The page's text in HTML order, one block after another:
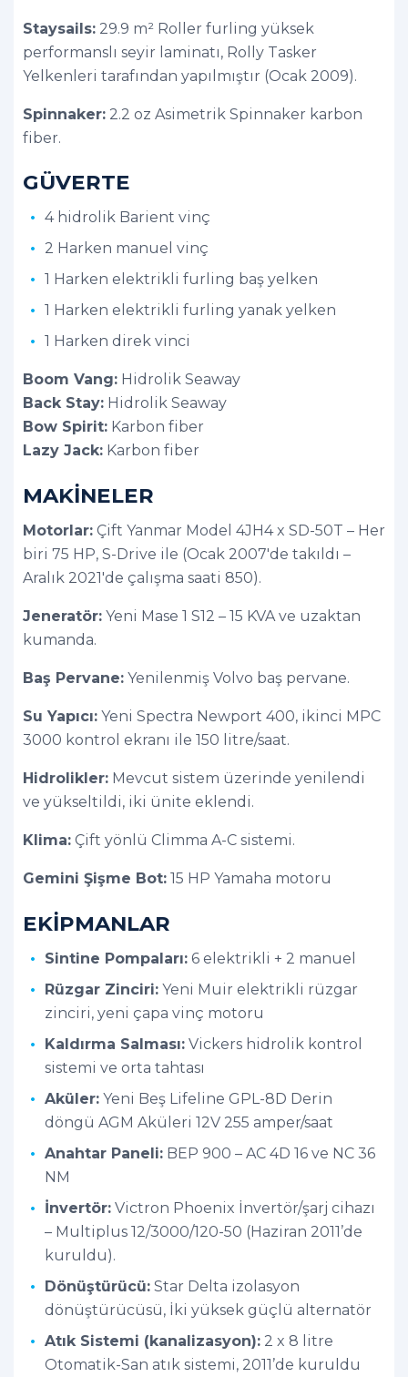
Staysails: 29.9 m² Roller furling yüksek
performanslı seyir laminatı, Rolly Tasker
Yelkenleri tarafından yapılmıştır (Ocak 2009).
Spinnaker: 2.2 oz Asimetrik Spinnaker karbon
fiber.
GÜVERTE
4 hidrolik Barient vinç
2 Harken manuel vinç
1 Harken elektrikli furling baş yelken
1 Harken elektrikli furling yanak yelken
1 Harken direk vinci
Boom Vang: Hidrolik Seaway
Back Stay: Hidrolik Seaway
Bow Spirit: Karbon fiber
Lazy Jack: Karbon fiber
MAKİNELER
Motorlar: Çift Yanmar Model 4JH4 x SD-50T – Her
biri 75 HP, S-Drive ile (Ocak 2007'de takıldı –
Aralık 2021'de çalışma saati 850).
Jeneratör: Yeni Mase 1 S12 – 15 KVA ve uzaktan
kumanda.
Baş Pervane: Yenilenmiş Volvo baş pervane.
Su Yapıcı: Yeni Spectra Newport 400, ikinci MPC
3000 kontrol ekranı ile 150 litre/saat.
Hidrolikler: Mevcut sistem üzerinde yenilendi
ve yükseltildi, iki ünite eklendi.
Klima: Çift yönlü Climma A-C sistemi.
Gemini Şişme Bot: 15 HP Yamaha motoru
EKİPMANLAR
Sintine Pompaları: 6 elektrikli + 2 manuel
Rüzgar Zinciri: Yeni Muir elektrikli rüzgar
zinciri, yeni çapa vinç motoru
Kaldırma Salması: Vickers hidrolik kontrol
sistemi ve orta tahtası
Aküler: Yeni Beş Lifeline GPL-8D Derin
döngü AGM Aküleri 12V 255 amper/saat
Anahtar Paneli: BEP 900 – AC 4D 16 ve NC 36
NM
İnvertör: Victron Phoenix İnvertör/şarj cihazı
– Multiplus 12/3000/120-50 (Haziran 2011’de
kuruldu).
Dönüştürücü: Star Delta izolasyon
dönüştürücüsü, İki yüksek güçlü alternatör
Atık Sistemi (kanalizasyon): 2 x 8 litre
Otomatik-San atık sistemi, 2011’de kuruldu